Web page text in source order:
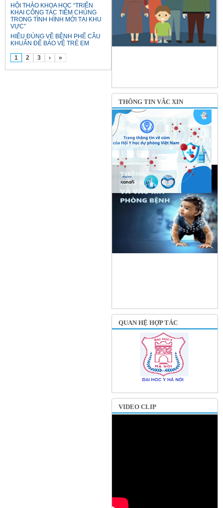
HỘI THẢO KHOA HỌC “TRIỂN
KHAI CÔNG TÁC TIÊM CHỦNG
TRONG TÌNH HÌNH MỚI TẠI KHU
VỰC”
HIỂU ĐÚNG VỀ BỆNH PHẾ CẦU
KHUẨN ĐỂ BẢO VỆ TRẺ EM
1 2 3 › »
THÔNG TIN VẮC XIN
QUAN HỆ HỢP TÁC
VIDEO CLIP